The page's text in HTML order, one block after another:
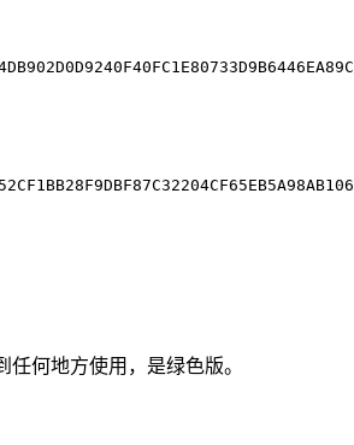
何地方使用，是绿色版。